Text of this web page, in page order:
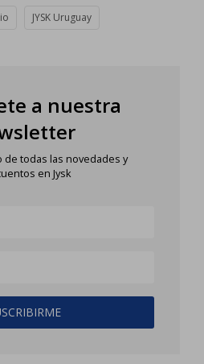
JYSK Uruguay
a nuestra
de todas las novedades y
en Jysk